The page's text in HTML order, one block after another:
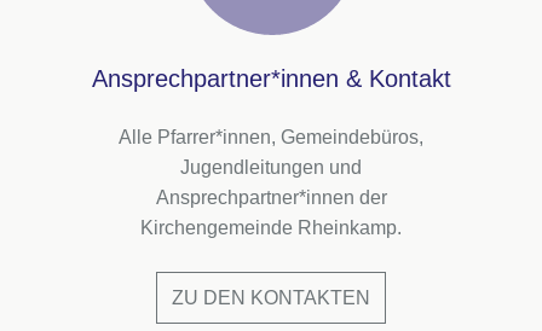
Ansprechpartner*innen & Kontakt
Alle Pfarrer*innen, Gemeindebüros,
Jugendleitungen und
Ansprechpartner*innen der
Kirchengemeinde Rheinkamp.
ZU DEN KONTAKTEN